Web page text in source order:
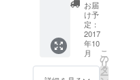
望者の
み） ・
通常上
映日に
使用で
きる鑑
賞券を
りさせ
ていた
だきま
す。 ・
今回新
たに立
お届
け予
定：
2017
年10
月
こ
の
リ
タ
ー